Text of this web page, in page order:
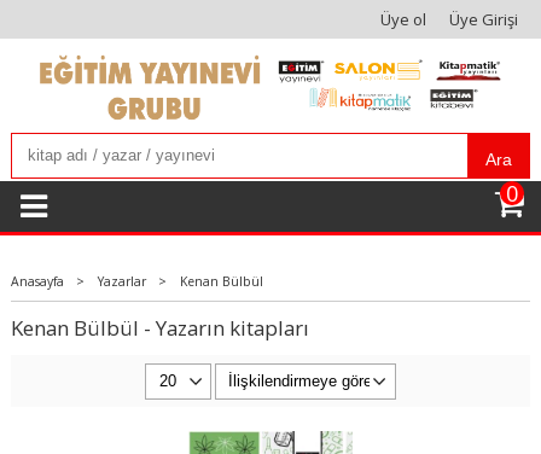
Üye ol Üye Girişi
Ara
0
Anasayfa > Yazarlar > Kenan Bülbül
Kenan Bülbül - Yazarın kitapları